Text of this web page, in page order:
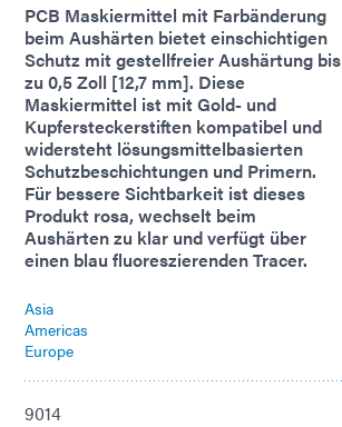
PCB Maskiermittel mit Farbänderung
beim Aushärten bietet einschichtigen
Schutz mit gestellfreier Aushärtung bis
zu 0,5 Zoll [12,7 mm]. Diese
Maskiermittel ist mit Gold- und
Kupfersteckerstiften kompatibel und
widersteht lösungsmittelbasierten
Schutzbeschichtungen und Primern.
Für bessere Sichtbarkeit ist dieses
Produkt rosa, wechselt beim
Aushärten zu klar und verfügt über
einen blau fluoreszierenden Tracer.
Asia
Americas
Europe
9014